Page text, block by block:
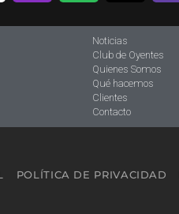
Noticias
Club de Oyentes
Quienes Somos
Qué hacemos
Clientes
Contacto
POLÍTICA DE PRIVACIDAD